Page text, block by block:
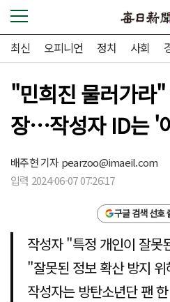
최신 오피니언 정치 사회
"민희진 물러가라
장…작성자 ID는 '
배주현 기자pearzoo@imaeil.com
입력 2024-06-07 07:26:17
구글 검색 선호
작성자 "특정 개인이 잘못
"잘못된 정보 확산 방지
작성자는 방탄소년단 팬